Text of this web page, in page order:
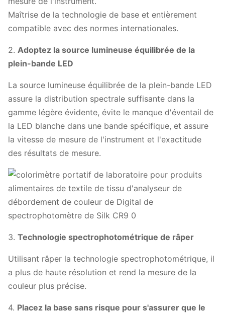
Maîtrise de la technologie de base et entièrement
compatible avec des normes internationales.
2. Adoptez la source lumineuse équilibrée de la
plein-bande LED
La source lumineuse équilibrée de la plein-bande LED
assure la distribution spectrale suffisante dans la
gamme légère évidente, évite le manque d'éventail de
la LED blanche dans une bande spécifique, et assure
la vitesse de mesure de l'instrument et l'exactitude
des résultats de mesure.
3. Technologie spectrophotométrique de râper
Utilisant râper la technologie spectrophotométrique, il
a plus de haute résolution et rend la mesure de la
couleur plus précise.
4. Placez la base sans risque pour s'assurer que le